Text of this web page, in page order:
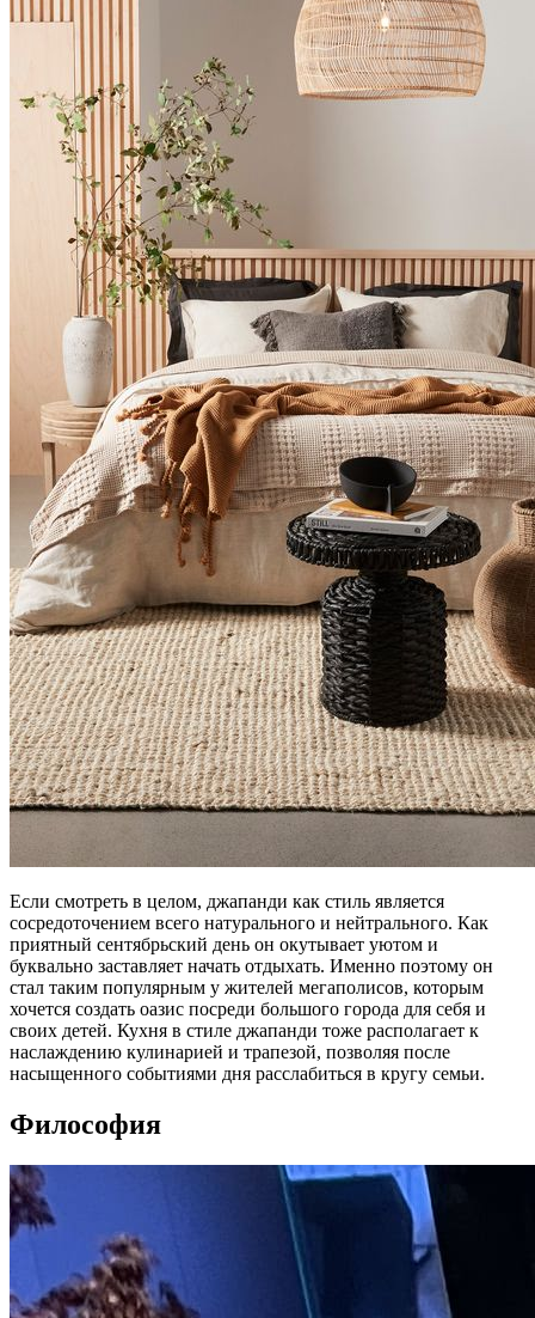
Если смотреть в целом, джапанди как стиль является
сосредоточением всего натурального и нейтрального. Как
приятный сентябрьский день он окутывает уютом и
буквально заставляет начать отдыхать. Именно поэтому он
стал таким популярным у жителей мегаполисов, которым
хочется создать оазис посреди большого города для себя и
своих детей. Кухня в стиле джапанди тоже располагает к
наслаждению кулинарией и трапезой, позволяя после
насыщенного событиями дня расслабиться в кругу семьи.
Философия